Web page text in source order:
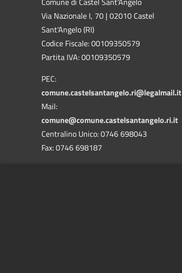
Via Nazionale I, 70 | 02010 Castel
Sant'Angelo (RI)
Codice Fiscale: 00109350579
Partita IVA: 00109350579
PEC:
comune.castelsantangelo.ri@legalmail.it
Mail:
comune@comune.castelsantangelo.ri.it
Centralino Unico: 0746 698043
Fax: 0746 698187